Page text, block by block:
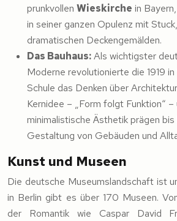
prunkvollen Wieskirche in
in seiner ganzen Opulenz mit
dramatischen Deckengemälden.
Das Bauhaus:Als wichtigster
Moderne revolutionierte die 1919
Schule das Denken über
Kernidee – „Form folgt Funktion“ –
minimalistische Ästhetik prägen
Gestaltung von Gebäuden und
Kunst und Museen
Die deutsche Museumslandschaft ist
in Berlin gibt es über 170 Museen.
der Romantik wie Caspar David